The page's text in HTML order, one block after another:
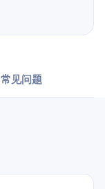
常见问题